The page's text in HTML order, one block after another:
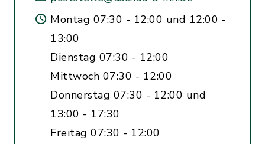
Montag 07:30 - 12:00 und 12:00 -
13:00
Dienstag 07:30 - 12:00
Mittwoch 07:30 - 12:00
Donnerstag 07:30 - 12:00 und
13:00 - 17:30
Freitag 07:30 - 12:00